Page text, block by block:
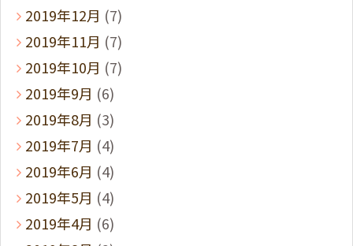
2019年12月 (7)
2019年11月 (7)
2019年10月 (7)
2019年9月 (6)
2019年8月 (3)
2019年7月 (4)
2019年6月 (4)
2019年5月 (4)
2019年4月 (6)